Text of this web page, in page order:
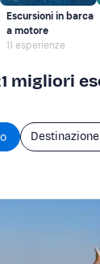
Escursioni in barca
a motore
11 esperienze
migliori
Destinazione